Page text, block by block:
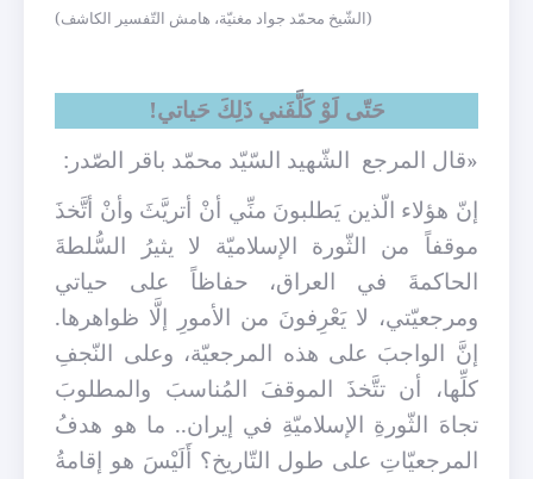
(الشّيخ محمّد جواد مغنيّة، هامش التّفسير الكاشف)
حَتّى لَوْ كَلَّفَني ذَلِكَ حَياتي!
«قال المرجع الشّهيد السّيّد محمّد باقر الصّدر:
إنّ هؤلاء الّذين يَطلبونَ منِّي أنْ أتريَّثَ وأنْ أتَّخذَ
موقفاً من الثّورة الإسلاميّة لا يثيرُ السُّلطةَ
الحاكمةَ في العراق، حفاظاً على حياتي
ومرجعيّتي، لا يَعْرِفونَ من الأمورِ إلَّا ظواهرها.
إنَّ الواجبَ على هذه المرجعيّة، وعلى النّجفِ
كلِّها، أن تتَّخذَ الموقفَ المُناسبَ والمطلوبَ
تجاهَ الثّورةِ الإسلاميّةِ في إيران.. ما هو هدفُ
المرجعيّاتِ على طول التّاريخ؟ أَلَيْسَ هو إقامةُ